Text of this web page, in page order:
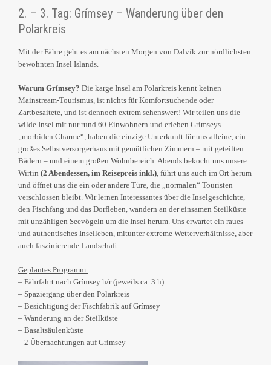
2. – 3. Tag: Grímsey – Wanderung über den
Polarkreis
Mit der Fähre geht es am nächsten Morgen von Dalvík zur nördlichsten
bewohnten Insel Islands.
Warum Grímsey? Die karge Insel am Polarkreis kennt keinen
Mainstream-Tourismus, ist nichts für Komfortsuchende oder
Zartbesaitete, und ist dennoch extrem sehenswert! Wir teilen uns die
wilde Insel mit nur rund 60 Einwohnern und erleben Grímseys
„morbiden Charme“, haben die einzige Unterkunft für uns alleine, ein
großes Selbstversorgerhaus mit gemütlichen Zimmern – mit geteilten
Bädern – und einem großen Wohnbereich. Abends bekocht uns unsere
Wirtin (2 Abendessen, im Reisepreis inkl.) , führt uns auch im Ort herum
und öffnet uns die ein oder andere Türe, die „normalen“ Touristen
verschlossen bleibt. Wir lernen Interessantes über die Inselgeschichte,
den Fischfang und das Dorfleben, wandern an der einsamen Steilküste
mit unzähligen Seevögeln um die Insel herum. Uns erwartet ein raues
und authentisches Inselleben, mitunter extreme Wetterverhältnisse, aber
auch faszinierende Landschaft.
Geplantes Programm:
– Fährfahrt nach Grímsey h/r (jeweils ca. 3 h)
– Spaziergang über den Polarkreis
– Besichtigung der Fischfabrik auf Grímsey
– Wanderung an der Steilküste
– Basaltsäulenküste
– 2 Übernachtungen auf Grímsey